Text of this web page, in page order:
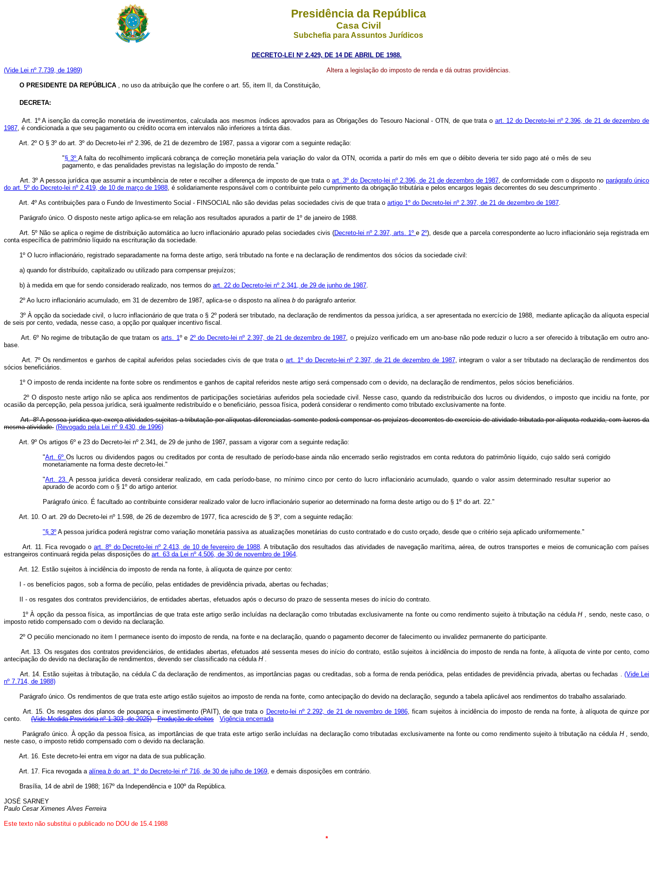
Presidência da República
Casa Civil
Subchefia para Assuntos Jurídicos
DECRETO-LEI Nº 2.429, DE 14 DE ABRIL DE 1988.
(Vide Lei nº 7.739, de 1989) Altera a legislação do imposto de renda e dá outras providências.
O PRESIDENTE DA REPÚBLICA , no uso da atribuição que lhe confere o art. 55, item II, da Constituição,
DECRETA:
Art. 1º A isenção da correção monetária de investimentos, calculada aos mesmos índices aprovados para as Obrigações do Tesouro Nacional - OTN, de que trata o art. 12 do Decreto-lei nº 2.396, de 21 de dezembro de
1987 , é condicionada a que seu pagamento ou crédito ocorra em intervalos não inferiores a trinta dias.
Art. 2º O § 3º do art. 3º do Decreto-lei nº 2.396, de 21 de dezembro de 1987, passa a vigorar com a seguinte redação:
"§ 3º A falta do recolhimento implicará cobrança de correção monetária pela variação do valor da OTN, ocorrida a partir do mês em que o débito deveria ter sido pago até o mês de seu
pagamento, e das penalidades previstas na legislação do imposto de renda."
Art. 3º A pessoa jurídica que assumir a incumbência de reter e recolher a diferença de imposto de que trata o art. 3º do Decreto-lei nº 2.396, de 21 de dezembro de 1987, de conformidade com o disposto no parágrafo único
do art. 5º do Decreto-lei nº 2.419, de 10 de março de 1988 , é solidariamente responsável com o contribuinte pelo cumprimento da obrigação tributária e pelos encargos legais decorrentes do seu descumprimento .
Art. 4º As contribuições para o Fundo de Investimento Social - FINSOCIAL não são devidas pelas sociedades civis de que trata o artigo 1º do Decreto-lei nº 2.397, de 21 de dezembro de 1987
Parágrafo único. O disposto neste artigo aplica-se em relação aos resultados apurados a partir de 1º de janeiro de 1988.
Art. 5º Não se aplica o regime de distribuição automática ao lucro inflacionário apurado pelas sociedades civis (Decreto-lei nº 2.397, arts. 1ºe 2º), desde que a parcela correspondente ao lucro inflacionário seja registrada em
conta específica de patrimônio líquido na escrituração da sociedade.
1º O lucro inflacionário, registrado separadamente na forma deste artigo, será tributado na fonte e na declaração de rendimentos dos sócios da sociedade civil:
a) quando for distribuído, capitalizado ou utilizado para compensar prejuízos;
b) à medida em que for sendo considerado realizado, nos termos do art. 22 do Decreto-lei nº 2.341, de 29 de junho de 1987
2º Ao lucro inflacionário acumulado, em 31 de dezembro de 1987, aplica-se o disposto na alínea b do parágrafo anterior.
3º À opção da sociedade civil, o lucro inflacionário de que trata o § 2º poderá ser tributado, na declaração de rendimentos da pessoa jurídica, a ser apresentada no exercício de 1988, mediante aplicação da alíquota especial
de seis por cento, vedada, nesse caso, a opção por qualquer incentivo fiscal.
Art. 6º No regime de tributação de que tratam osarts. 1 º e 2º do Decreto-lei nº 2.397, de 21 de dezembro de 1987 , o prejuízo verificado em um ano-base não pode reduzir o lucro a ser oferecido à tributação em outro ano-
base.
Art. 7º Os rendimentos e ganhos de capital auferidos pelas sociedades civis de que trata oart. 1º do Decreto-lei nº 2.397, de 21 de dezembro de 1987, integram o valor a ser tributado na declaração de rendimentos dos
sócios beneficiários.
1º O imposto de renda incidente na fonte sobre os rendimentos e ganhos de capital referidos neste artigo será compensado com o devido, na declaração de rendimentos, pelos sócios beneficiários.
2º O disposto neste artigo não se aplica aos rendimentos de participações societárias auferidos pela sociedade civil. Nesse caso, quando da redistribuicão dos lucros ou dividendos, o imposto que incidiu na fonte, por
ocasião da percepção, pela pessoa jurídica, será igualmente redistribuído e o beneficiário, pessoa física, poderá considerar o rendimento como tributado exclusivamente na fonte.
Art. 8º A pessoa jurídica que exerça atividades sujeitas a tributação por alíquotas diferenciadas somente poderá compensar os prejuízos decorrentes do exercício de atividade tributada por alíquota reduzida, com lucros da
mesma atividade. (Revogado pela Lei nº 9.430, de 1996)
Art. 9º Os artigos 6º e 23 do Decreto-lei nº 2.341, de 29 de junho de 1987, passam a vigorar com a seguinte redação:
"Art. 6º Os lucros ou dividendos pagos ou creditados por conta de resultado de período-base ainda não encerrado serão registrados em conta redutora do patrimônio líquido, cujo saldo será corrigido
monetariamente na forma deste decreto-lei."
"Art. 23.A pessoa jurídica deverá considerar realizado, em cada período-base, no mínimo cinco por cento do lucro inflacionário acumulado, quando o valor assim determinado resultar superior ao
apurado de acordo com o § 1º do artigo anterior.
Parágrafo único. É facultado ao contribuinte considerar realizado valor de lucro inflacionário superior ao determinado na forma deste artigo ou do § 1º do art. 22."
Art. 10. O art. 29 do Decreto-lei nº 1.598, de 26 de dezembro de 1977, fica acrescido de § 3º, com a seguinte redação:
"§ 3º A pessoa jurídica poderá registrar como variação monetária passiva as atualizações monetárias do custo contratado e do custo orçado, desde que o critério seja aplicado uniformemente."
Art. 11. Fica revogado o art. 8º do Decreto-lei nº 2.413, de 10 de fevereiro de 1988 . A tributação dos resultados das atividades de navegação marítima, aérea, de outros transportes e meios de comunicação com países
estrangeiros continuará regida pelas disposições do art. 63 da Lei nº 4.506, de 30 de novembro de 1964
Art. 12. Estão sujeitos à incidência do imposto de renda na fonte, à alíquota de quinze por cento:
I - os benefícios pagos, sob a forma de pecúlio, pelas entidades de previdência privada, abertas ou fechadas;
II - os resgates dos contratos previdenciários, de entidades abertas, efetuados após o decurso do prazo de sessenta meses do início do contrato.
1º À opção da pessoa física, as importâncias de que trata este artigo serão incluídas na declaração como tributadas exclusivamente na fonte ou como rendimento sujeito à tributação na cédulaH, sendo, neste caso, o
imposto retido compensado com o devido na declaração.
2º O pecúlio mencionado no item I permanece isento do imposto de renda, na fonte e na declaração, quando o pagamento decorrer de falecimento ou invalidez permanente do participante.
Art. 13. Os resgates dos contratos previdenciários, de entidades abertas, efetuados até sessenta meses do início do contrato, estão sujeitos à incidência do imposto de renda na fonte, à alíquota de vinte por cento, como
antecipação do devido na declaração de rendimentos, devendo ser classificado na cédula H.
Art. 14. Estão sujeitas à tributação, na cédula Cda declaração de rendimentos, as importâncias pagas ou creditadas, sob a forma de renda periódica, pelas entidades de previdência privada, abertas ou fechadas . (Vide Lei
nº 7.714, de 1988)
Parágrafo único. Os rendimentos de que trata este artigo estão sujeitos ao imposto de renda na fonte, como antecipação do devido na declaração, segundo a tabela aplicável aos rendimentos do trabalho assalariado.
Art. 15. Os resgates dos planos de poupança e investimento (PAIT), de que trata o Decreto-lei nº 2.292, de 21 de novembro de 1986, ficam sujeitos à incidência do imposto de renda na fonte, à alíquota de quinze por
cento. (Vide Medida Provisória nº 1.303, de 2025) Produção de efeitos Vigência encerrada
Parágrafo único. À opção da pessoa física, as importâncias de que trata este artigo serão incluídas na declaração como tributadas exclusivamente na fonte ou como rendimento sujeito à tributação na cédula H, sendo,
neste caso, o imposto retido compensado com o devido na declaração.
Art. 16. Este decreto-lei entra em vigor na data de sua publicação.
Art. 17. Fica revogada a alínea b do art. 1º do Decreto-lei nº 716, de 30 de julho de 1969 , e demais disposições em contrário.
Brasília, 14 de abril de 1988; 167º da Independência e 100º da República.
JOSÉ SARNEY
Paulo Cesar Ximenes Alves Ferreira
Este texto não substitui o publicado no DOU de 15.4.1988
*